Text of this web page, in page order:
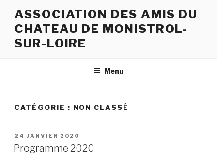
contenu
principal
ASSOCIATION DES AMIS DU
CHATEAU DE MONISTROL-
SUR-LOIRE
Menu
CATÉGORIE : NON CLASSÉ
PUBLIÉ
LE
24 JANVIER 2020
Programme 2020